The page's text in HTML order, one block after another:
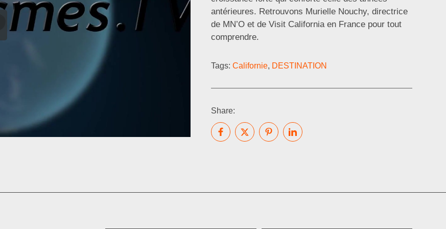
antérieures. Retrouvons Murielle Nouchy, directrice
de MN’O et de Visit California en France pour tout
comprendre.
Tags:Californie, DESTINATION
Share: